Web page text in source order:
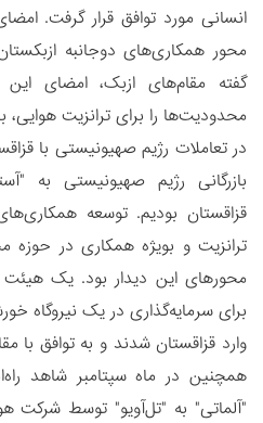
انسانی مورد توافق قرار گرفت.
محور همکاری‌های دوجانبه
گفته مقام‌های ازبک، امضای
محدودیت‌ها را برای ترانزیت
در تعاملات رژیم صهیونیستی با
بازرگانی رژیم صهیونیستی به
قزاقستان بودیم. توسعه
ترانزیت و بویژه همکاری در حوزه
محورهای این دیدار بود. یک هیئت
وارد قزاقستان شدند و به توافق با
همچنین در ماه سپتامبر شاهد
"آلماتی" به "تل‌آویو" توسط شرکت